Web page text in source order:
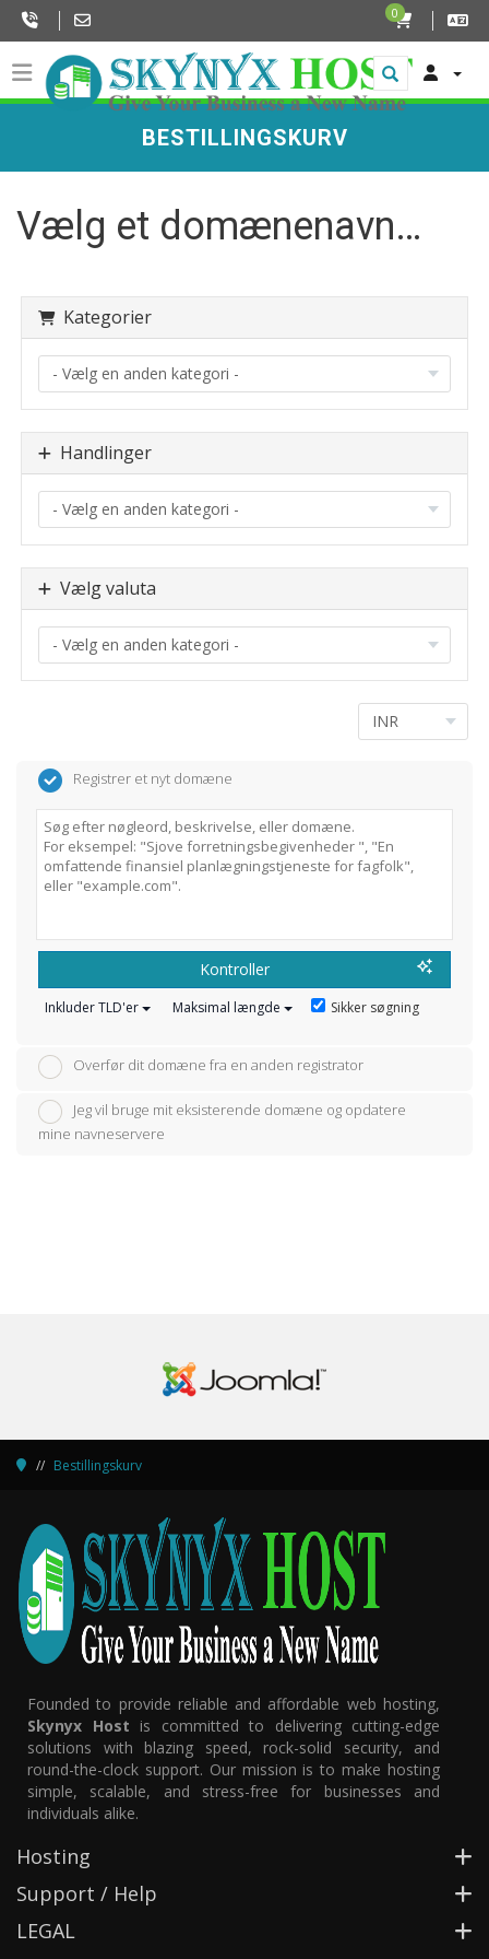
0
BESTILLINGSKURV
Vælg et domænenavn…
Kategorier
Handlinger
Vælg valuta
Registrer et nyt domæne
Kontroller
Inkluder TLD'er Maksimal længde Sikker søgning
Overfør dit domæne fra en anden registrator
Jeg vil bruge mit eksisterende domæne og opdatere
mine navneservere
Bestillingskurv
Founded to provide reliable and affordable web hosting,
Skynyx Host is committed to delivering cutting-edge
solutions with blazing speed, rock-solid security, and
round-the-clock support. Our mission is to make hosting
simple, scalable, and stress-free for businesses and
individuals alike.
Hosting
Support / Help
LEGAL